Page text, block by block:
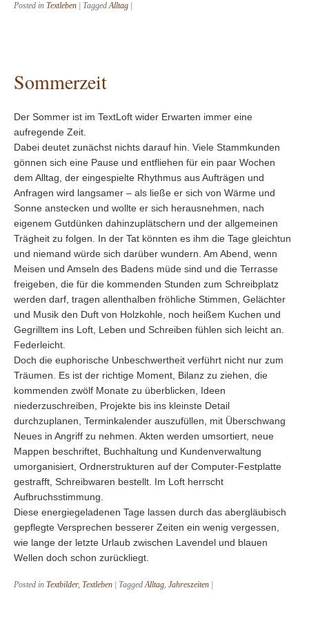
Posted in Textleben TaggedAlltag
Sommerzeit
Der Sommer ist im TextLoft wider Erwarten immer eine
aufregende Zeit.
Dabei deutet zunächst nichts darauf hin. Viele Stammkunden
gönnen sich eine Pause und entfliehen für ein paar Wochen
dem Alltag, der eingespielte Rhythmus aus Aufträgen und
Anfragen wird langsamer – als ließe er sich von Wärme und
Sonne anstecken und wollte er sich herausnehmen, nach
eigenem Gutdünken dahinzuplätschern und der allgemeinen
Trägheit zu folgen. In der Tat könnten es ihm die Tage gleichtun
und niemand würde sich darüber wundern. Am Abend, wenn
Meisen und Amseln des Badens müde sind und die Terrasse
freigeben, die für die kommenden Stunden zum Schreibplatz
werden darf, tragen allenthalben fröhliche Stimmen, Gelächter
und Musik den Duft von Holzkohle, noch heißem Kuchen und
Gegrilltem ins Loft, Leben und Schreiben fühlen sich leicht an.
Federleicht.
Doch die euphorische Unbeschwertheit verführt nicht nur zum
Träumen. Es ist der richtige Moment, Bilanz zu ziehen, die
kommenden zwölf Monate zu überblicken, Ideen
niederzuschreiben, Projekte bis ins kleinste Detail
durchzuplanen, Terminkalender auszufüllen, mit Überschwang
Neues in Angriff zu nehmen. Akten werden umsortiert, neue
Mappen beschriftet, Buchhaltung und Kundenverwaltung
umorganisiert, Ordnerstrukturen auf der Computer-Festplatte
gestrafft, Schreibwaren bestellt. Im Loft herrscht
Aufbruchsstimmung.
Diese energiegeladenen Tage lassen durch das abergläubisch
gepflegte Versprechen besserer Zeiten ein wenig vergessen,
wie lange der letzte Urlaub zwischen Lavendel und blauen
Wellen doch schon zurückliegt.
Posted in Textbilder, Textleben TaggedAlltag, Jahreszeiten